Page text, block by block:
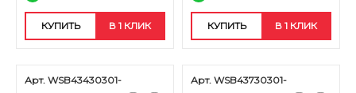
КУПИТЬ В 1 КЛИК КУПИТЬ В 1 КЛИК
Арт. WSB43430301- Арт. WSB43730301-